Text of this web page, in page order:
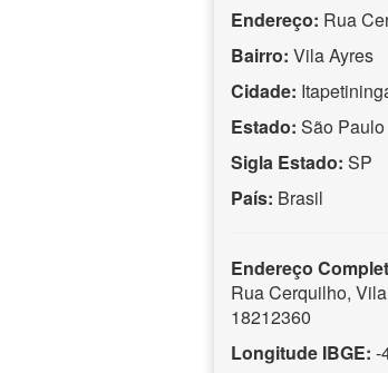
Endereço: Rua
Bairro: Vila Ayres
Cidade:
Estado: São Paulo
Sigla Estado: SP
País: Brasil
Endereço
Rua Cerquilho,
18212360
Longitude IBGE: -